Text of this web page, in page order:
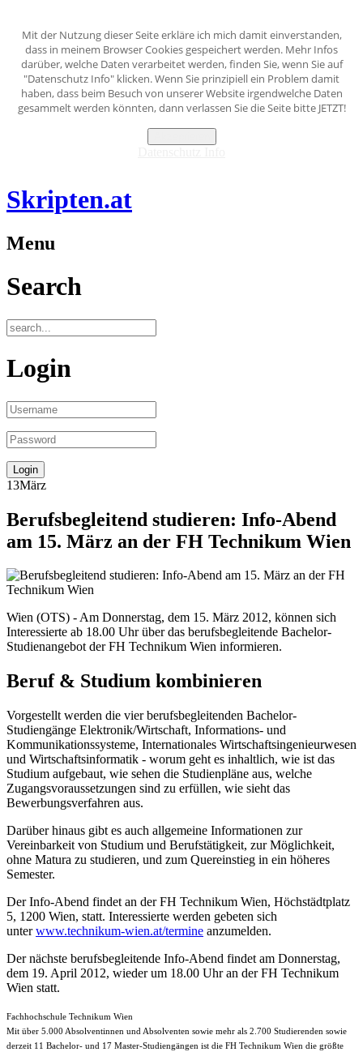
Mit der Nutzung dieser Seite erkläre ich mich damit einverstanden,
dass in meinem Browser Cookies gespeichert werden. Mehr Infos
darüber, welche Daten verarbeitet werden, finden Sie, wenn Sie auf
"Datenschutz Info" klicken. Wenn Sie prinzipiell ein Problem damit
haben, dass beim Besuch von unserer Website irgendwelche Daten
gesammelt werden könnten, dann verlassen Sie die Seite bitte JETZT!
Skripten.at
Menu
Search
Login
13März
Berufsbegleitend studieren: Info-Abend
am 15. März an der FH Technikum Wien
Wien (OTS) - Am Donnerstag, dem 15. März 2012, können sich
Interessierte ab 18.00 Uhr über das berufsbegleitende Bachelor-
Studienangebot der FH Technikum Wien informieren.
Beruf & Studium kombinieren
Vorgestellt werden die vier berufsbegleitenden Bachelor-
Studiengänge Elektronik/Wirtschaft, Informations- und
Kommunikationssysteme, Internationales Wirtschaftsingenieurwesen
und Wirtschaftsinformatik - worum geht es inhaltlich, wie ist das
Studium aufgebaut, wie sehen die Studienpläne aus, welche
Zugangsvoraussetzungen sind zu erfüllen, wie sieht das
Bewerbungsverfahren aus.
Darüber hinaus gibt es auch allgemeine Informationen zur
Vereinbarkeit von Studium und Berufstätigkeit, zur Möglichkeit,
ohne Matura zu studieren, und zum Quereinstieg in ein höheres
Semester.
Der Info-Abend findet an der FH Technikum Wien, Höchstädtplatz
5, 1200 Wien, statt. Interessierte werden gebeten sich
unterwww.technikum-wien.at/termine anzumelden.
Der nächste berufsbegleitende Info-Abend findet am Donnerstag,
dem 19. April 2012, wieder um 18.00 Uhr an der FH Technikum
Wien statt.
Fachhochschule Technikum Wien
Mit über 5.000 Absolventinnen und Absolventen sowie mehr als 2.700 Studierenden sowie
derzeit 11 Bachelor- und 17 Master-Studiengängen ist die FH Technikum Wien die größte